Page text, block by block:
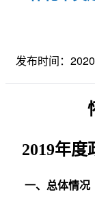
发布时间：
2019年
一、总体情况